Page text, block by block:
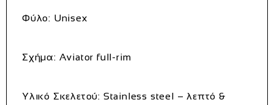
Φύλο: Unisex
Σχήμα: Aviator full‑rim
Υλικό Σκελετού: Stainless steel – λεπτό &